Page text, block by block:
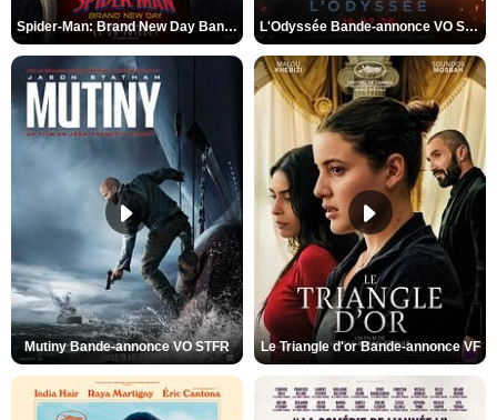
Spider-Man: Brand New Day Bande-annonce VO STFR L'Odyssée Bande-annonce VO STFR
Mutiny Bande-annonce VO STFR Le Triangle d'or Bande-annonce VF